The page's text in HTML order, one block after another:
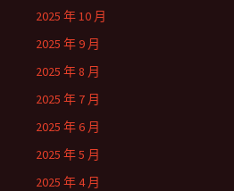
2025 年 10 月
2025 年 9 月
2025 年 8 月
2025 年 7 月
2025 年 6 月
2025 年 5 月
2025 年 4 月